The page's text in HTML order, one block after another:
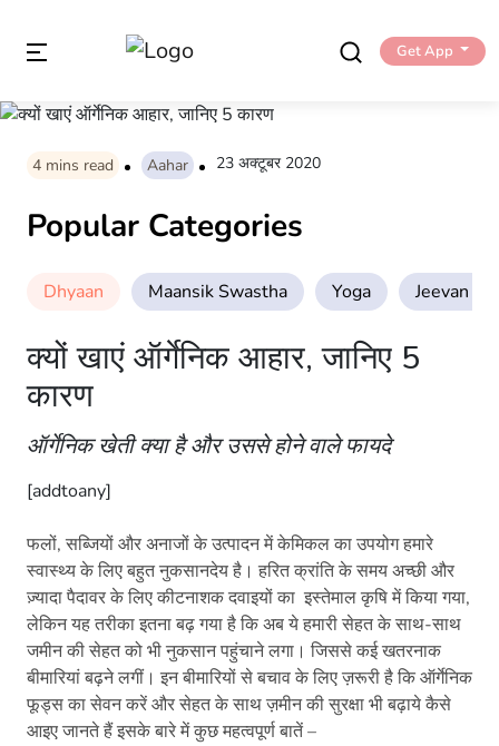
Get App
4 mins read Aahar 23 अक्टूबर 2020
Popular Categories
Dhyaan Maansik Swastha Yoga Jeevan
क्यों खाएं ऑर्गेनिक आहार, जानिए 5
कारण
ऑर्गेनिक खेती क्या है और उससे होने वाले फायदे
[addtoany]
फलों, सब्जियों और अनाजों के उत्‍पादन में केमिकल का उपयोग हमारे
स्वास्थ्य के लिए बहुत नुकसानदेय है। हरित क्रांति के समय अच्छी और
ज़्यादा पैदावर के लिए कीटनाशक दवाइयों का इस्तेमाल कृषि में किया गया,
लेकिन यह तरीका इतना बढ़ गया है कि अब ये हमारी सेहत के साथ-साथ
जमीन की सेहत को भी नुकसान पहुंचाने लगा। जिससे कई खतरनाक
बीमारियां बढ़ने लगीं। इन बीमारियों से बचाव के लिए ज़रूरी है कि ऑर्गेनिक
फूड्स का सेवन करें और सेहत के साथ ज़मीन की सुरक्षा भी बढ़ाये कैसे
आइए जानते हैं इसके बारे में कुछ महत्‍वपूर्ण बातें –